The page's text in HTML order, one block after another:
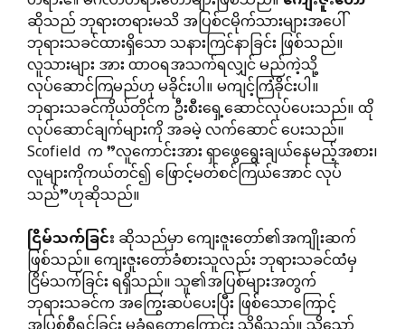
ဆိုသည် ဘုရားတရားမသိ အပြစ်ငမိုက်သားများအပေါ်
ဘုရားသခင်ထားရှိသော သနားကြင်နာခြင်း ဖြစ်သည်။
လူသားများ အား ထာဝရအသက်ရလျှင် မည်ကဲ့သို့
လုပ်ဆောင်ကြမည်ဟု မခိုင်းပါ။ မကျင့်ကြံခိုင်းပါ။
ဘုရားသခင်ကိုယ်တိုင်က ဦးစီးရှေ့ဆောင်လုပ်ပေးသည်။ ထို
လုပ်ဆောင်ချက်များကို အခမဲ့ လက်ဆောင် ပေးသည်။
Scofield က ”လူကောင်းအား ရှာဖွေရွေးချယ်နေမည့်အစား၊
လူများကိုကယ်တင်၍ ဖြောင့်မတ်စင်ကြယ်အောင် လုပ်
သည်”ဟုဆိုသည်။
ငြိမ်သက်ခြင်းဆိုသည်မှာ ကျေးဇူးတော်၏အကျိုးဆက်
ဖြစ်သည်။ ကျေးဇူးတော်ခံစားသူလည်း ဘုရားသခင်ထံမှ
ငြိမ်သက်ခြင်း ရရှိသည်။ သူ၏အပြစ်များအတွက်
ဘုရားသခင်က အကြွေးဆပ်ပေးပြီး ဖြစ်သောကြောင့်